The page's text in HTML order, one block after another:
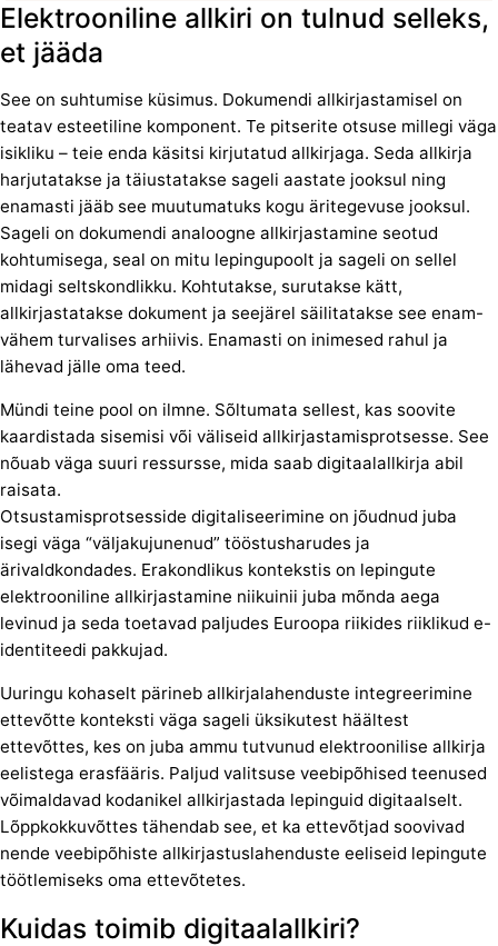
Elektrooniline allkiri on tulnud selleks,
et jääda
See on suhtumise küsimus. Dokumendi allkirjastamisel on
teatav esteetiline komponent. Te pitserite otsuse millegi väga
isikliku – teie enda käsitsi kirjutatud allkirjaga. Seda allkirja
harjutatakse ja täiustatakse sageli aastate jooksul ning
enamasti jääb see muutumatuks kogu äritegevuse jooksul.
Sageli on dokumendi analoogne allkirjastamine seotud
kohtumisega, seal on mitu lepingupoolt ja sageli on sellel
midagi seltskondlikku. Kohtutakse, surutakse kätt,
allkirjastatakse dokument ja seejärel säilitatakse see enam-
vähem turvalises arhiivis. Enamasti on inimesed rahul ja
lähevad jälle oma teed.
Mündi teine pool on ilmne. Sõltumata sellest, kas soovite
kaardistada sisemisi või väliseid allkirjastamisprotsesse. See
nõuab väga suuri ressursse, mida saab digitaalallkirja abil
raisata.
Otsustamisprotsesside digitaliseerimine on jõudnud juba
isegi väga “väljakujunenud” tööstusharudes ja
ärivaldkondades. Erakondlikus kontekstis on lepingute
elektrooniline allkirjastamine niikuinii juba mõnda aega
levinud ja seda toetavad paljudes Euroopa riikides riiklikud e-
identiteedi pakkujad.
Uuringu kohaselt pärineb allkirjalahenduste integreerimine
ettevõtte konteksti väga sageli üksikutest häältest
ettevõttes, kes on juba ammu tutvunud elektroonilise allkirja
eelistega erasfääris. Paljud valitsuse veebipõhised teenused
võimaldavad kodanikel allkirjastada lepinguid digitaalselt.
Lõppkokkuvõttes tähendab see, et ka ettevõtjad soovivad
nende veebipõhiste allkirjastuslahenduste eeliseid lepingute
töötlemiseks oma ettevõtetes.
Kuidas toimib digitaalallkiri?